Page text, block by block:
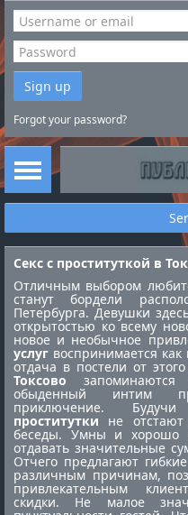
Sign up
Forgot your password?
Секс с проституткой в
Отличным выбором
станут бордели
Петербурга. Девушки
открытостью ко всему
новое и необычное
услуг воспринимается
отдача в постели от
Токсово запоминаются
обыденный интим
приключение.
проститутки не
беседы. Умны и хорошо
отдавать значительные
Отчего предлагают
различным причинам,
привлекательным
скидки. Не малое